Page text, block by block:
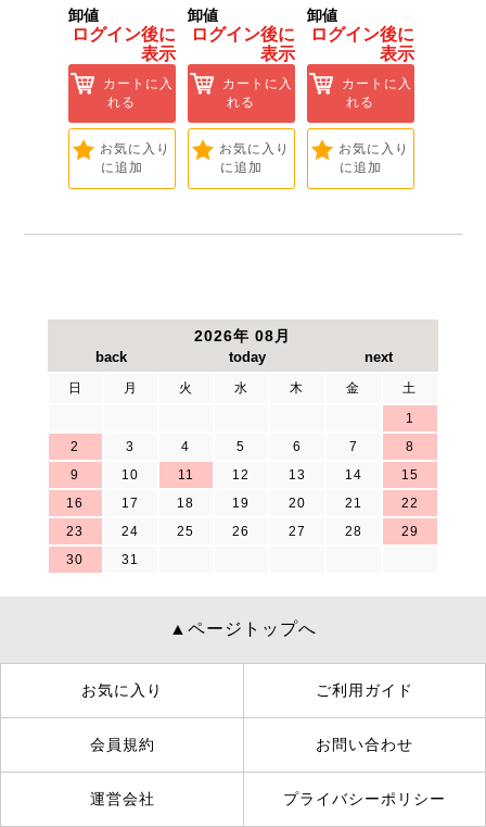
グタイプ 310
ミリ 72958
Hardware]
卸値
ログイン後に
表示
カートに入
れる
お気に入り
に追加
ク 360W
[Tools &
Hardware]
卸値
ログイン後に
表示
カートに入
れる
お気に入り
に追加
物 72909
卸値
ログイン後に
表示
カートに入
れる
お気に入り
に追加
2026年 08月
日 月 火 水 木 金
土
1
2
3 4 5 6 7
8
9
10 11 12 13 14
15
16
17 18 19 20 21
22
23
24 25 26 27 28
29
30
31
▲ページトップへ
お気に入り ご利用ガイド
会員規約 お問い合わせ
運営会社 プライバシーポリシー